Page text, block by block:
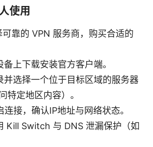
使用
可靠的 VPN 服务商，购买合适的
上下载安装官方客户端。
并选择一个位于目标区域的服务器
特定地区内容）。
接，确认IP地址与网络状态。
Kill Switch 与 DNS 泄漏保护（如